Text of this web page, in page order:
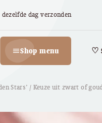
dag verzonden
menuShop menu ♡
Stars’ / Keuze uit zwart of